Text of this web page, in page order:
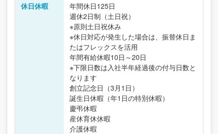
休日休暇
年間休日125日
週休2日制（土日祝）
※原則土日祝休み
※休日対応が発生した場合は、振替休日ま
たはフレックスを活用
年間有給休暇10日～20日
※下限日数は入社半年経過後の付与日数と
なります
創立記念日（3月1日）
誕生日休暇（年1日の特別休暇）
慶弔休暇
産休育休休暇
介護休暇